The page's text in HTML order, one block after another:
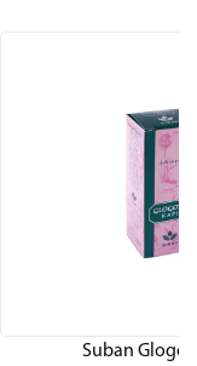
Suban